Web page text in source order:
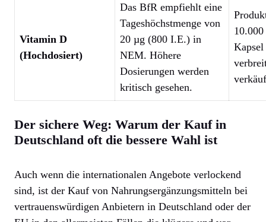
Vitamin D
(Hochdosiert)
Das BfR empfiehlt eine
Tageshöchstmenge von
20 µg (800 I.E.) in
NEM. Höhere
Dosierungen werden
kritisch gesehen.
Der sichere Weg: Warum der Kauf in
Deutschland oft die bessere Wahl ist
Auch wenn die internationalen Angebote verlockend
sind, ist der Kauf von Nahrungsergänzungsmitteln bei
vertrauenswürdigen Anbietern in Deutschland oder der